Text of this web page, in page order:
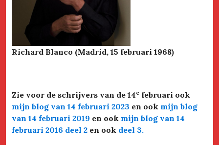
Richard Blanco (Madrid, 15 februari 1968)
Zie voor de schrijvers van de 14e februari ook
mijn blog van 14 februari 2023 en ook mijn blog
van 14 februari 2019 en ook mijn blog van 14
februari 2016 deel 2 en ook deel 3.